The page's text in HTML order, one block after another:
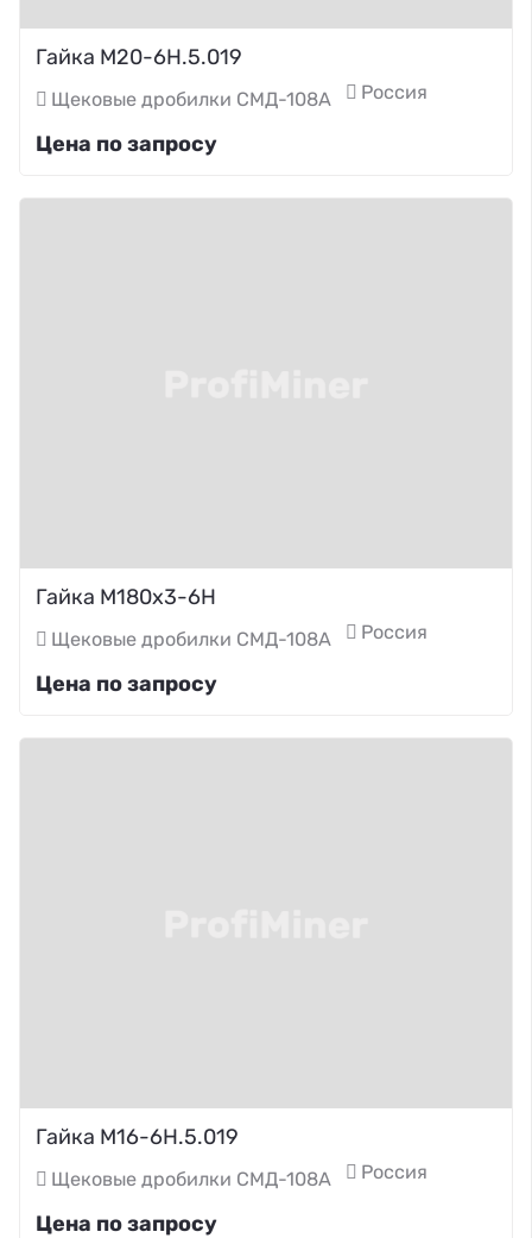
Гайка М20-6Н.5.019
Щековые дробилки СМД-108А Россия
Цена по запросу
Гайка М180х3-6Н
Щековые дробилки СМД-108А Россия
Цена по запросу
Гайка М16-6Н.5.019
Щековые дробилки СМД-108А Россия
Цена по запросу